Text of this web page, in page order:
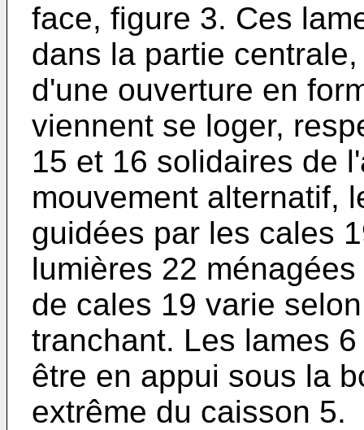
face, figure 3. Ces
dans la partie
d'une ouverture en
viennent se loger,
15 et 16 solidaires de
mouvement alternatif,
guidées par les cales
lumières 22
de cales 19 varie
tranchant. Les lames
être en appui sous la
extrême du caisson 5.